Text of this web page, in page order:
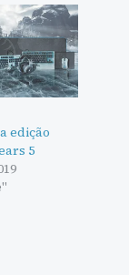
edição
5